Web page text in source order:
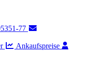
77
Ankaufspreise